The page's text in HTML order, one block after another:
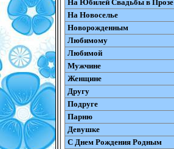
На Юбилей Свадьбы в Прозе
На Новоселье
Новорожденным
Любимому
Любимой
Мужчине
Женщине
Другу
Подруге
Парню
Девушке
С Днем Рождения Родным